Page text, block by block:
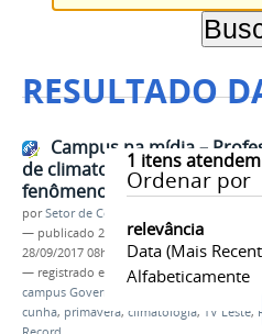
RESULTADO
1 itens
Ordenar por
relevância
Data (mais
Alfabeticamente
Campus na mídia –
de climatologia explica
fenômenos da primavera
porSetor de Comunicação
— publicado 22/09/2017—última
28/09/2017 08h50
— registrado em:
mídia,jornalismo,TV,
campus Governador Valadares
cunha, primavera, climatologia, TV Leste,